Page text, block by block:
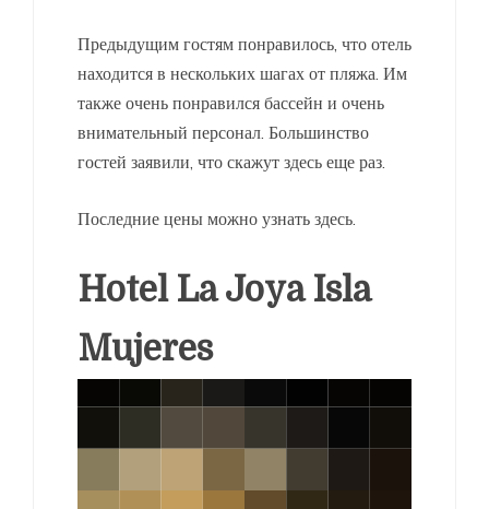
Предыдущим гостям понравилось, что отель
находится в нескольких шагах от пляжа. Им
также очень понравился бассейн и очень
внимательный персонал. Большинство
гостей заявили, что скажут здесь еще раз.
Последние цены можно узнать здесь.
Hotel La Joya Isla
Mujeres